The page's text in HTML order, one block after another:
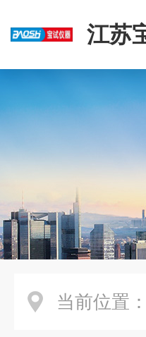
江苏
当前位置：